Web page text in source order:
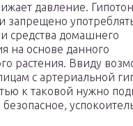
давление.
запрещено
средства домашнего
на основе данного
растения. Ввиду
с артериальной
к таковой нужно
безопасное,